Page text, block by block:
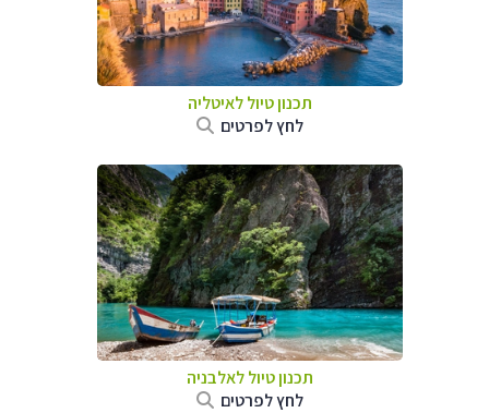
תכנון טיול לאיטליה
לחץ לפרטים
תכנון טיול לאלבניה
לחץ לפרטים